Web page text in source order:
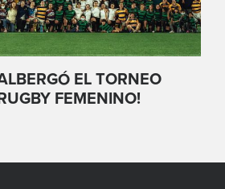
EL TORNEO
FEMENINO!